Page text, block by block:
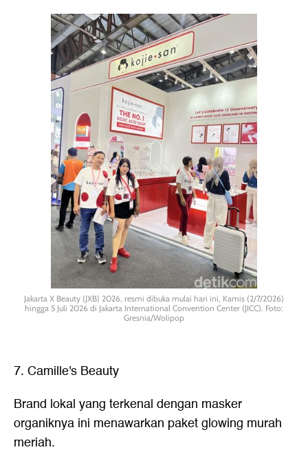
Jakarta X Beauty (JXB) 2026, resmi dibuka mulai hari ini, Kamis (2/7/2026)
hingga 5 Juli 2026 di Jakarta International Convention Center (JICC). Foto:
Gresnia/Wolipop
7. Camille's Beauty
Brand lokal yang terkenal dengan masker
organiknya ini menawarkan paket glowing murah
meriah.